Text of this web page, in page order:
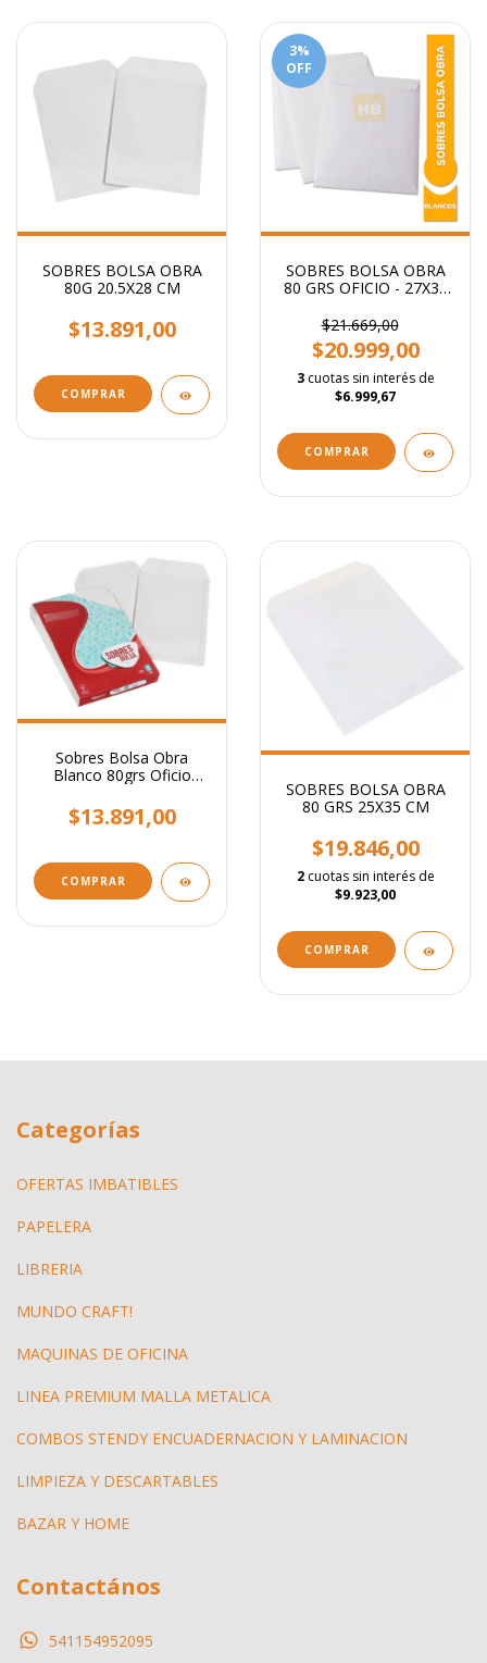
SOBRES BOLSA OBRA
80G 20.5X28 CM
$13.891,00
COMPRAR
3%
OFF
SOBRES BOLSA OBRA
80 GRS OFICIO - 27X37
$21.669,00
$20.999,00
3 cuotas sin interés de
$6.999,67
COMPRAR
Sobres Bolsa Obra
Blanco 80grs Oficio
$13.891,00
SOBRES BOLSA OBRA
80 GRS 25X35 CM
$19.846,00
2 cuotas sin interés de
$9.923,00
COMPRAR
Categorías
OFERTAS IMBATIBLES
PAPELERA
LIBRERIA
MUNDO CRAFT!
MAQUINAS DE OFICINA
LINEA PREMIUM MALLA METALICA
COMBOS STENDY ENCUADERNACION Y LAMINACION
LIMPIEZA Y DESCARTABLES
BAZAR Y HOME
Contactános
541154952095